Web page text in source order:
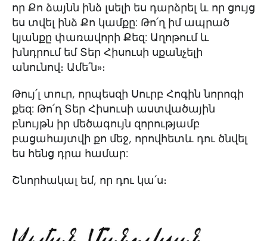
որ Քո ձայնն ինձ լսելի ես դարձրել և որ ցույց
ես տվել ինձ Քո կամքը: Թո՛ղ իմ ապրած
կյանքը փառավորի Քեզ: Աղոթում և
խնդրում եմ Տեր Հիսուսի սքանչելի
անունով։ Ամե՛ն»։
Թույ՛լ տուր, որպեսզի Սուրբ Հոգին նորոգի
քեզ: Թո՛ղ Տեր Հիսուսի աստվածային
բնույթն իր մեծագույն զորությամբ
բացահայտվի քո մեջ, որովհետև դու ծնվել
ես հենց դրա համար:
Շնորհակալ եմ, որ դու կա՛ս։